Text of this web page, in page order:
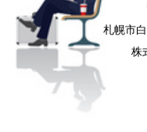
札幌市
株